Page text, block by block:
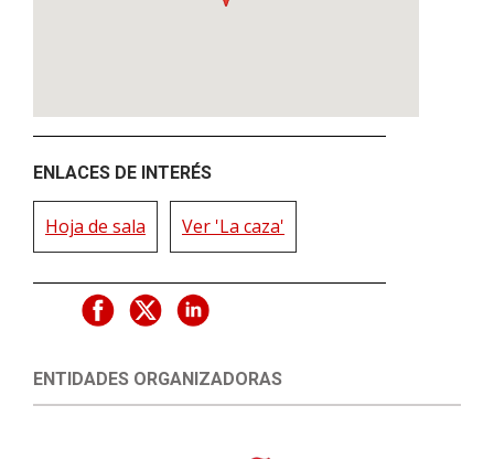
ENLACES DE INTERÉS
Hoja de sala Ver 'La caza'
ENTIDADES ORGANIZADORAS